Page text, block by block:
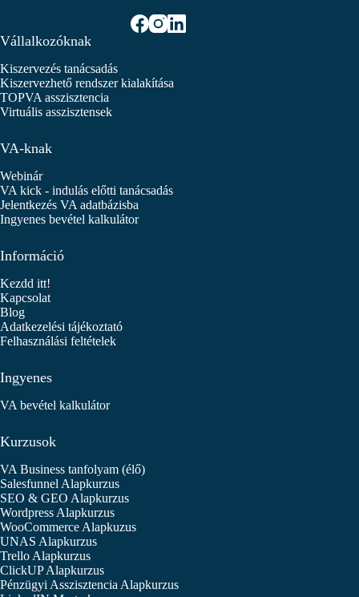
Vállalkozóknak
Kiszervezés tanácsadás
Kiszervezhető rendszer kialakítása
TOPVA asszisztencia
Virtuális asszisztensek
VA-knak
Webinár
VA kick - indulás előtti tanácsadás
Jelentkezés VA adatbázisba
Ingyenes bevétel kalkulátor
Információ
Kezdd itt!
Kapcsolat
Blog
Adatkezelési tájékoztató
Felhasználási feltételek
Ingyenes
VA bevétel kalkulátor
Kurzusok
VA Business tanfolyam (élő)
Salesfunnel Alapkurzus
SEO & GEO Alapkurzus
Wordpress Alapkurzus
WooCommerce Alapkuzus
UNAS Alapkurzus
Trello Alapkurzus
ClickUP Alapkurzus
Pénzügyi Asszisztencia Alapkurzus